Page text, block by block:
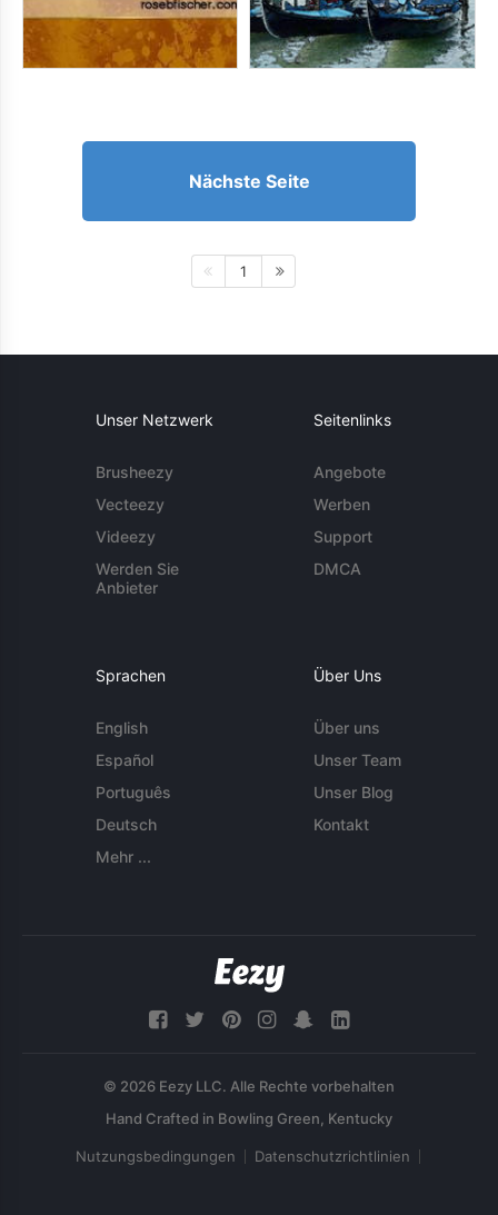
Nächste Seite
1
Unser Netzwerk
Brusheezy
Vecteezy
Videezy
Werden Sie
Anbieter
Seitenlinks
Angebote
Werben
Support
DMCA
Sprachen
English
Español
Português
Deutsch
Mehr ...
Über Uns
Über uns
Unser Team
Unser Blog
Kontakt
© 2026 Eezy LLC. Alle Rechte vorbehalten
Nutzungsbedingungen Datenschutzrichtlinien